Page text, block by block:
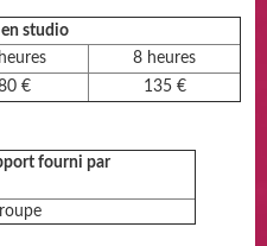
studio
8 heures
€ 135 €
fourni par